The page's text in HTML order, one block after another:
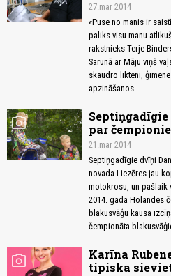
27.mar 2014
«Puse no manis ir
paliks visu manu
rakstnieks Terje
Sarunā ar Māju viņš
skaudro likteni,
apzināšanos.
photo_camera
par
21.mar 2014
Septiņgadīgie dvīņi
novada Liezēres jau
motokrosu, un
2014. gada Holandes
blakusvāģu kausa
čempionāta
photo_camera
Karīna
tipiska